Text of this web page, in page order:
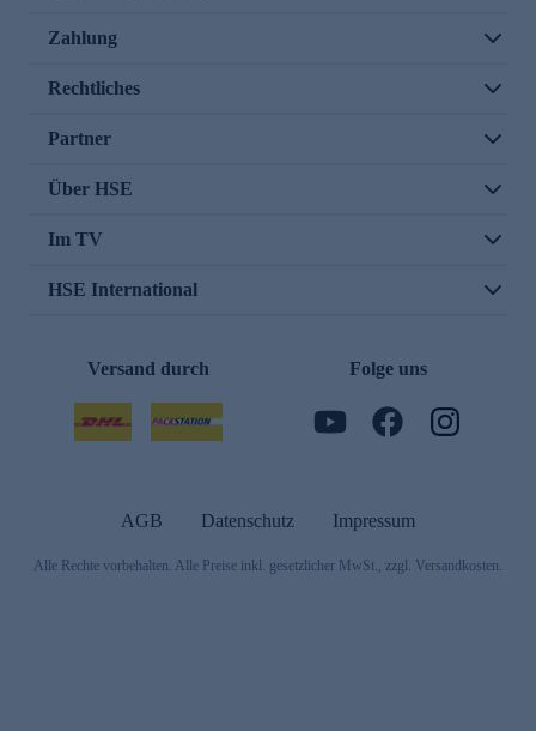
Zahlung
Rechtliches
Partner
Über HSE
Im TV
HSE International
Versand durch Folge uns
AGB Datenschutz Impressum
Alle Rechte vorbehalten. Alle Preise inkl. gesetzlicher MwSt., zzgl. Versandkosten.